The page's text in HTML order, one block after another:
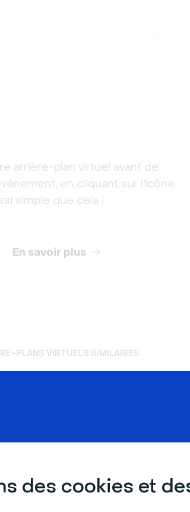
des cookies et
arrière-plan virtuel avant de
en cliquant sur l'icône
simple que cela !
En savoir plus
PLANS VIRTUELS SIMILAIRES